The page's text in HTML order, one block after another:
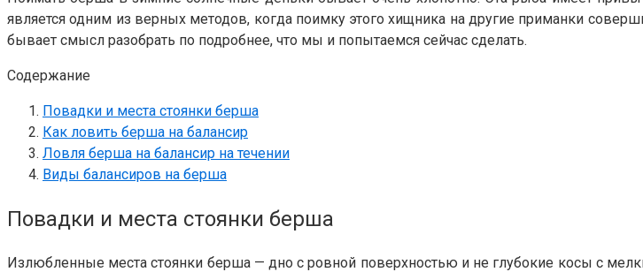
является одним из верных методов, когда поимку этого хищника на другие приманки
бывает смысл разобрать по подробнее, что мы и попытаемся сейчас сделать.
Содержание
Повадки и места стоянки берша
Как ловить берша на балансир
Ловля берша на балансир на течении
Виды балансиров на берша
Повадки и места стоянки берша
Излюбленные места стоянки берша — дно с ровной поверхностью и не глубокие косы с